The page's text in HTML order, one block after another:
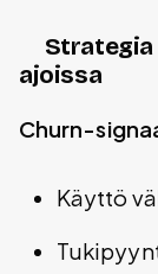
Strategia
ajoissa
Churn-
Käyttö